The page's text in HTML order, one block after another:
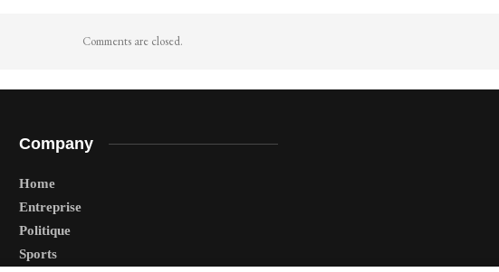
Comments are closed.
Company
Home
Entreprise
Politique
Sports